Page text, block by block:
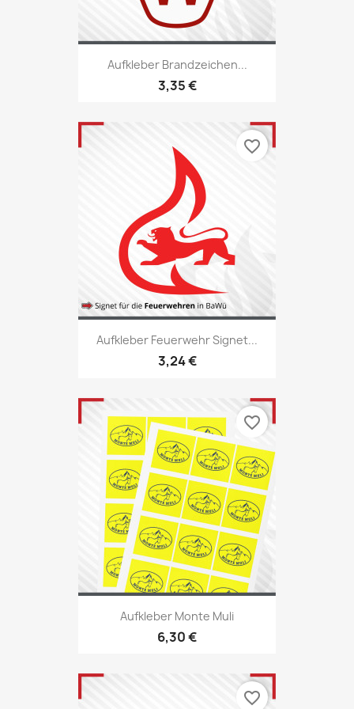
Aufkleber Brandzeichen...
3,35 €
Aufkleber Feuerwehr Signet...
3,24 €
favorite_border
Aufkleber Monte Muli
6,30 €
favorite_border
favorite_border